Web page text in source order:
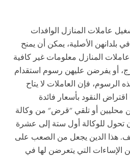
عاملات المنازل الوافدات
بلدانهن الأصلية، يمكن أن يمنح
المنازل معلومات غير كافية
أو يفرضن عليهن رسوم استقدام
الرسوم، فإن العاملات لا يتاح
اقتراض النقود بأسعار فائدة
محليين أو تلقي "قرض" من وكالة
تحول للوكالة أول ستة إلى عشرة
هذا الدين يجعل من الصعب على
الإساءات التي يتعرضن لها في